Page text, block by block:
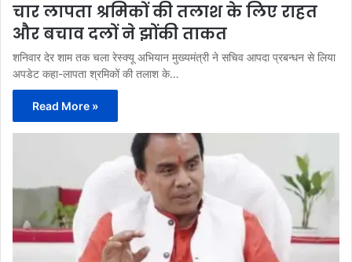
चार लापता श्रमिकों की तलाश के लिए राहत
और बचाव दलों ने झोंकी ताकत
शनिवार देर शाम तक चला रेस्क्यू अभियान मुख्यमंत्री ने सचिव आपदा प्रबन्धन से लिया
अपडेट कहा-लापता श्रमिकों की तलाश के…
Read More »